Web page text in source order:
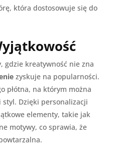
która dostosowuje się do
gdzie kreatywność nie zna
zyskuje na popularności.
płótna, na którym można
Dzięki personalizacji
elementy, takie jak
motywy, co sprawia, że